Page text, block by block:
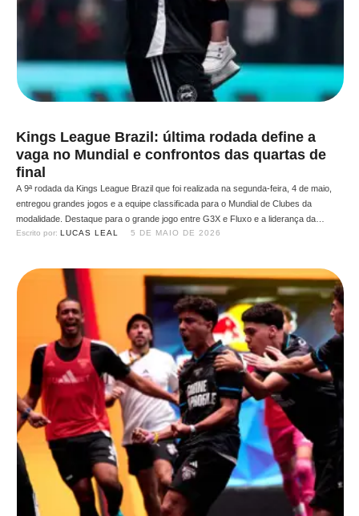
Kings League Brazil: última rodada define a
vaga no Mundial e confrontos das quartas de
final
A 9ª rodada da Kings League Brazil que foi realizada na segunda-feira, 4 de maio,
entregou grandes jogos e a equipe classificada para o Mundial de Clubes da
modalidade. Destaque para o grande jogo entre G3X e Fluxo e a liderança da
primeira fase e classificação garantida para o mundial do Desimpain, após vitória de
Escrito por: LUCAS LEAL 5 DE MAIO DE 2026